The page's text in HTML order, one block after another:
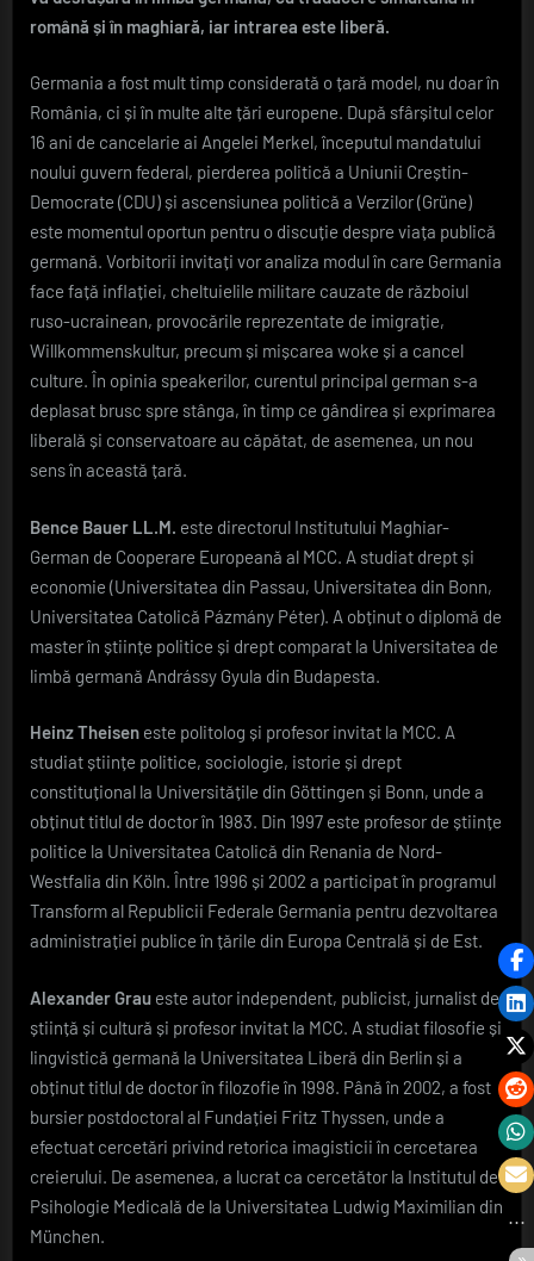
Germania
Cluj
de
experți
română și în maghiară, iar intrarea este liberă.
Germania a fost mult timp considerată o țară model, nu doar în
România, ci și în multe alte țări europene. După sfârșitul celor
16 ani de cancelarie ai Angelei Merkel, începutul mandatului
noului guvern federal, pierderea politică a Uniunii Creștin-
Democrate (CDU) și ascensiunea politică a Verzilor (Grüne)
este momentul oportun pentru o discuție despre viața publică
germană. Vorbitorii invitați vor analiza modul în care Germania
face față inflației, cheltuielile militare cauzate de războiul
ruso-ucrainean, provocările reprezentate de imigrație,
Willkommenskultur, precum și mișcarea woke și a cancel
culture. În opinia speakerilor, curentul principal german s-a
deplasat brusc spre stânga, în timp ce gândirea și exprimarea
liberală și conservatoare au căpătat, de asemenea, un nou
sens în această țară.
Bence Bauer LL.M. este directorul Institutului Maghiar-
German de Cooperare Europeană al MCC. A studiat drept și
economie (Universitatea din Passau, Universitatea din Bonn,
Universitatea Catolică Pázmány Péter). A obținut o diplomă de
master în științe politice și drept comparat la Universitatea de
limbă germană Andrássy Gyula din Budapesta.
Heinz Theisen este politolog și profesor invitat la MCC. A
studiat științe politice, sociologie, istorie și drept
constituțional la Universitățile din Göttingen și Bonn, unde a
obținut titlul de doctor în 1983. Din 1997 este profesor de științe
politice la Universitatea Catolică din Renania de Nord-
Westfalia din Köln. Între 1996 și 2002 a participat în programul
Transform al Republicii Federale Germania pentru dezvoltarea
administrației publice în țările din Europa Centrală și de Est.
Alexander Grau este autor independent, publicist, jurnalist de
știință și cultură și profesor invitat la MCC. A studiat filosofie și
lingvistică germană la Universitatea Liberă din Berlin și a
obținut titlul de doctor în filozofie în 1998. Până în 2002, a fost
bursier postdoctoral al Fundației Fritz Thyssen, unde a
efectuat cercetări privind retorica imagisticii în cercetarea
creierului. De asemenea, a lucrat ca cercetător la Institutul de
Psihologie Medicală de la Universitatea Ludwig Maximilian din
München.